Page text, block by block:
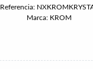
Referencia:
Marca: KROM